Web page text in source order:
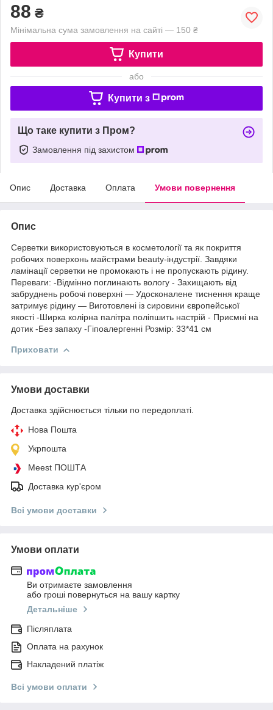
88 ₴
Мінімальна сума замовлення на сайті — 150 ₴
Купити
або
Купити з
Що таке купити з Пром?
Замовлення під захистом
Опис Доставка Оплата Умови повернення
Опис
Серветки використовуються в косметології та як покриття
робочих поверхонь майстрами beauty-індустрії. Завдяки
ламінації серветки не промокають і не пропускають рідину.
Переваги: -Відмінно поглинають вологу - Захищають від
забруднень робочі поверхні — Удосконалене тиснення краще
затримує рідину — Виготовлені із сировини європейської
якості -Ширка колірна палітра поліпшить настрій - Приємні на
дотик -Без запаху -Гіпоалергенні Розмір: 33*41 см
Приховати
Умови доставки
Доставка здійснюється тільки по передоплаті.
Нова Пошта
Укрпошта
Meest ПОШТА
Доставка кур'єром
Всі умови доставки
Умови оплати
Ви отримаєте замовлення
або гроші повернуться на вашу картку
Детальніше
Післяплата
Оплата на рахунок
Накладений платіж
Всі умови оплати